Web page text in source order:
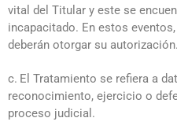
vital del Titular y este se
incapacitado. En estos
deberán otorgar su autorización.
c. El Tratamiento se refiera a
reconocimiento, ejercicio o
proceso judicial.